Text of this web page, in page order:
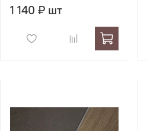
1 140 ₽ шт